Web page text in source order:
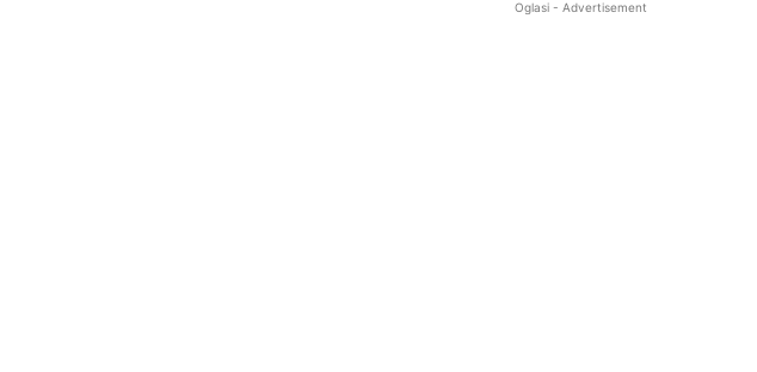
Oglasi - Advertisement